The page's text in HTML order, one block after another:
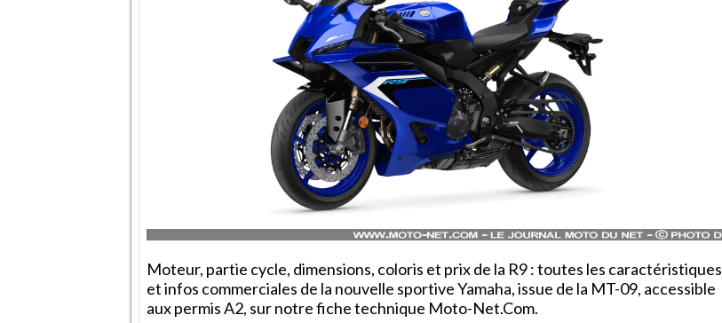
Moteur, partie cycle, dimensions, coloris et prix de la R9 : toutes les caractéristiques
et infos commerciales de la nouvelle sportive Yamaha, issue de la MT-09, accessible
aux permis A2, sur notre fiche technique Moto-Net.Com.